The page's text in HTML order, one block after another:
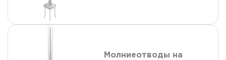
Молниеотводы на